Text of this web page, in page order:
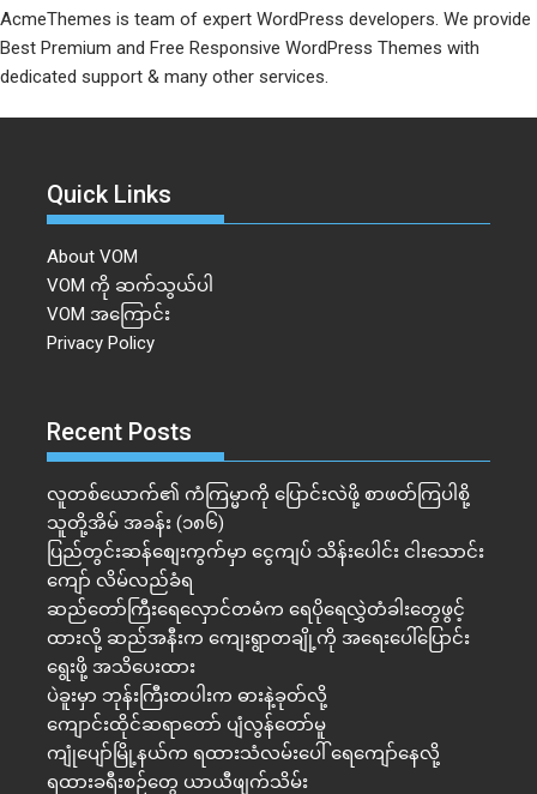
AcmeThemes is team of expert WordPress developers. We provide
Best Premium and Free Responsive WordPress Themes with
dedicated support & many other services.
Quick Links
About VOM
VOM ကို ဆက်သွယ်ပါ
VOM အကြောင်း
Privacy Policy
Recent Posts
လူတစ်ယောက်၏ ကံကြမ္မာကို ပြောင်းလဲဖို့ စာဖတ်ကြပါစို့
သူတို့အိမ် အခန်း (၁၈၆)
ပြည်တွင်းဆန်စျေးကွက်မှာ ငွေကျပ် သိန်းပေါင်း ငါး​သောင်း
ကျော် လိမ်လည်ခံရ
ဆည်တော်ကြီးရေလှောင်တမံက ရေပိုရေလွှဲတံခါးတွေဖွင့်
ထားလို့ ဆည်အနီးက ကျေးရွာတချို့ကို အရေးပေါ်ပြောင်း
ရွေးဖို့ အသိပေးထား
ပဲခူးမှာ ဘုန်းကြီးတပါးက ဓားနဲ့ခုတ်လို့
ကျောင်းထိုင်ဆရာတော် ပျံလွန်တော်မူ
ကျုံပျော်မြို့နယ်က ရထားသံလမ်းပေါ် ရေကျော်နေလို့
ရထားခရီးစဉ်တွေ ယာယီဖျက်သိမ်း